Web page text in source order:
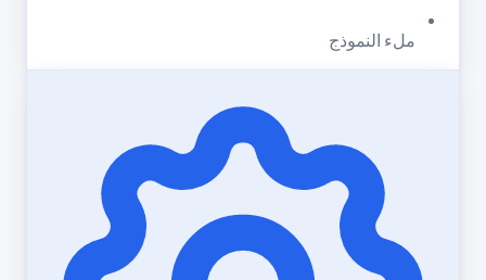
ملء النموذج